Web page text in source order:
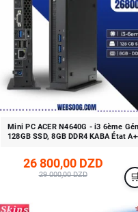
Mini PC ACER N4640G - i3 6ème
128GB SSD, 8GB DDR4 KABA État
26 800,00 DZD
29 000,00 DZD